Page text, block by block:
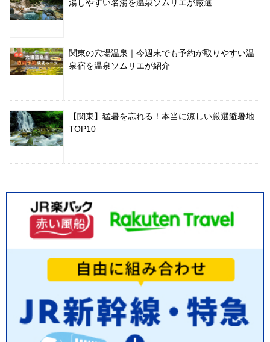
湯しやすい名湯を温泉ソムリエが厳選
関東の穴場温泉｜今週末でも予約が取りやすい温
泉宿を温泉ソムリエが紹介
【関東】猛暑を忘れる！本当に涼しい厳選避暑地
TOP10